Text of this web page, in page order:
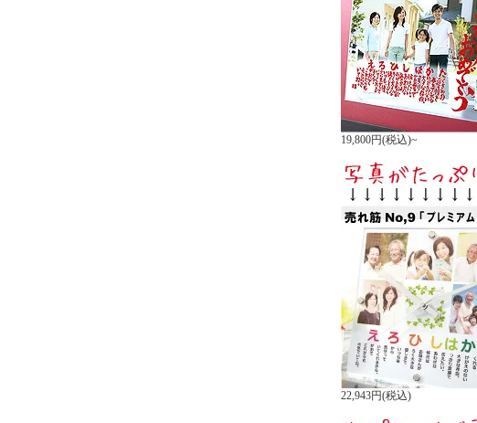
19,800円(税込)~
22,943円(税込)